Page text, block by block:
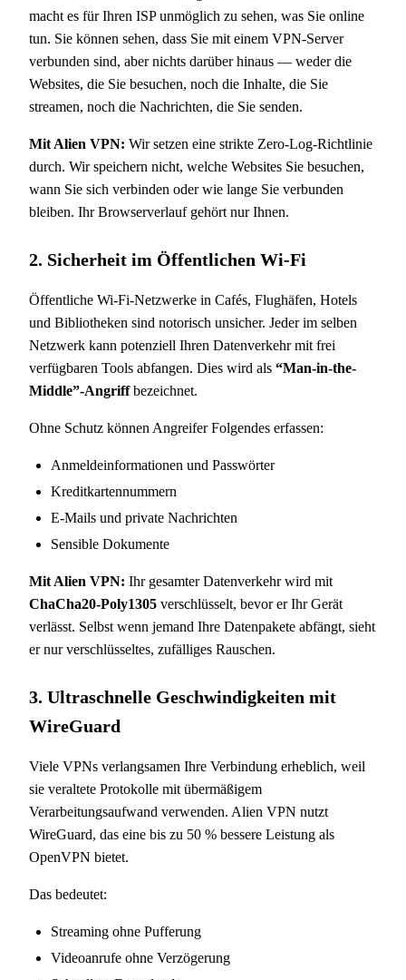
macht es für Ihren ISP unmöglich zu sehen, was Sie online
tun. Sie können sehen, dass Sie mit einem VPN-Server
verbunden sind, aber nichts darüber hinaus — weder die
Websites, die Sie besuchen, noch die Inhalte, die Sie
streamen, noch die Nachrichten, die Sie senden.
Mit Alien VPN: Wir setzen eine strikte Zero-Log-Richtlinie
durch. Wir speichern nicht, welche Websites Sie besuchen,
wann Sie sich verbinden oder wie lange Sie verbunden
bleiben. Ihr Browserverlauf gehört nur Ihnen.
2. Sicherheit im Öffentlichen Wi-Fi
Öffentliche Wi-Fi-Netzwerke in Cafés, Flughäfen, Hotels
und Bibliotheken sind notorisch unsicher. Jeder im selben
Netzwerk kann potenziell Ihren Datenverkehr mit frei
verfügbaren Tools abfangen. Dies wird als “Man-in-the-
Middle”-Angriffbezeichnet.
Ohne Schutz können Angreifer Folgendes erfassen:
Anmeldeinformationen und Passwörter
Kreditkartennummern
E-Mails und private Nachrichten
Sensible Dokumente
Mit Alien VPN: Ihr gesamter Datenverkehr wird mit
ChaCha20-Poly1305 verschlüsselt, bevor er Ihr Gerät
verlässt. Selbst wenn jemand Ihre Datenpakete abfängt, sieht
er nur verschlüsseltes, zufälliges Rauschen.
3. Ultraschnelle Geschwindigkeiten mit
WireGuard
Viele VPNs verlangsamen Ihre Verbindung erheblich, weil
sie veraltete Protokolle mit übermäßigem
Verarbeitungsaufwand verwenden. Alien VPN nutzt
WireGuard, das eine bis zu 50 % bessere Leistung als
OpenVPN bietet.
Das bedeutet:
Streaming ohne Pufferung
Videoanrufe ohne Verzögerung